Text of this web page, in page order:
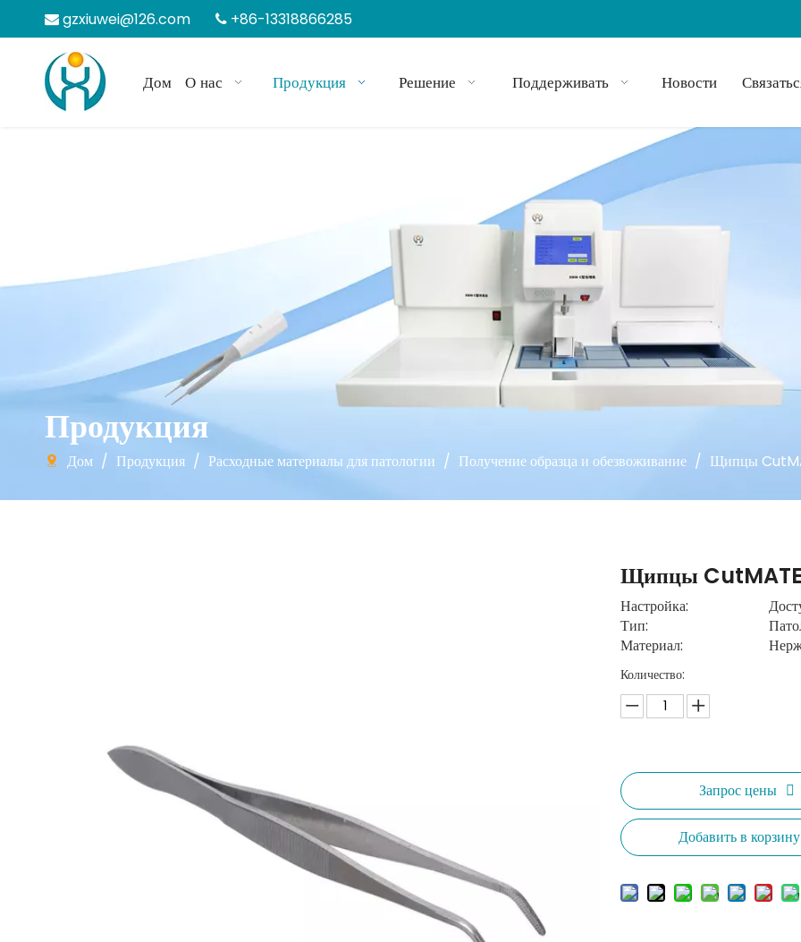
 gzxiuwei@126.com  +86-13318866285
Дом О нас Продукция Решение Поддерживать Новости
Продукция
Дом / Продукция / Расходные материалы для патологии / Получение образца и обезвоживание / Щипцы
Щипцы CutMATE
Настройка:
Тип:
Материал:
Количество:
Запрос цены
Добавить в корзину